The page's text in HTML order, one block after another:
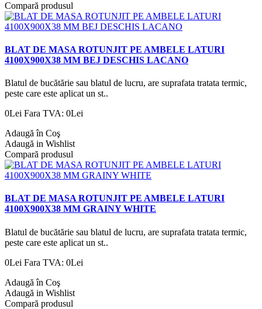
Compară produsul
BLAT DE MASA ROTUNJIT PE AMBELE LATURI
4100X900X38 MM BEJ DESCHIS LACANO
Blatul de bucătărie sau blatul de lucru, are suprafata tratata termic,
peste care este aplicat un st..
0Lei Fara TVA: 0Lei
Adaugă în Coş
Adaugă in Wishlist
Compară produsul
BLAT DE MASA ROTUNJIT PE AMBELE LATURI
4100X900X38 MM GRAINY WHITE
Blatul de bucătărie sau blatul de lucru, are suprafata tratata termic,
peste care este aplicat un st..
0Lei Fara TVA: 0Lei
Adaugă în Coş
Adaugă in Wishlist
Compară produsul